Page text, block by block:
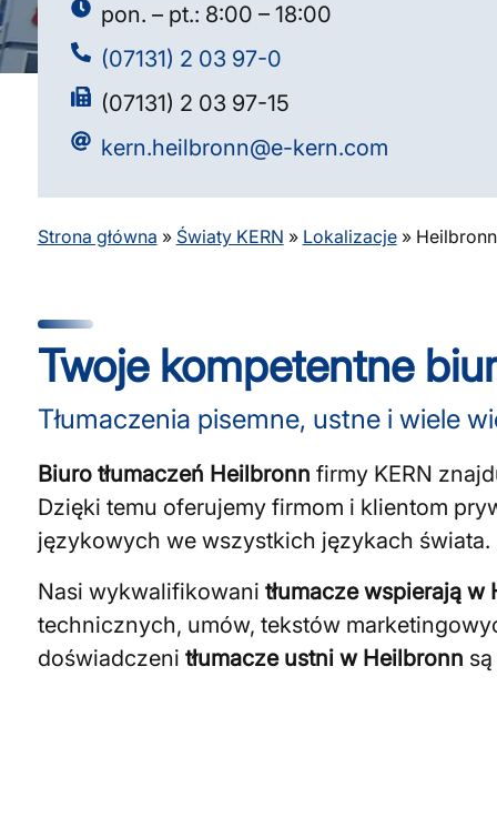
pon. – pt.: 8:00 – 18:00
(07131) 2 03 97-0
(07131) 2 03 97-15
kern.heilbronn@e-kern.com
Strona główna » Światy KERN » Lokalizacje» Heilbronn
Twoje kompetentne
Tłumaczenia pisemne, ustne i wiele
Biuro tłumaczeń Heilbronn firmy KERN
Dzięki temu oferujemy firmom i klientom
językowych we wszystkich językach świata.
Nasi wykwalifikowani tłumacze wspierają w
technicznych, umów, tekstów
doświadczeni tłumacze ustni w Heilbronn